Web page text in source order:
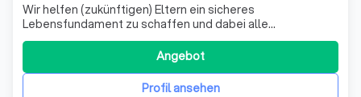
Wir helfen (zukünftigen) Eltern ein sicheres
Lebensfundament zu schaffen und dabei alle
Steuervorteile zu nutzen, die dir zustehen.
Profil ansehen
Angebot